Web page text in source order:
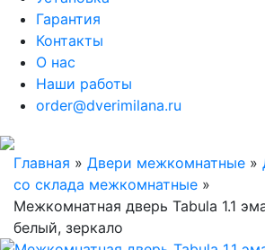
Гарантия
Контакты
О нас
Наши работы
order@dverimilana.ru
Главная » Двери межкомнатные »
со склада межкомнатные »
Межкомнатная дверь Tabula 1.1
белый, зеркало